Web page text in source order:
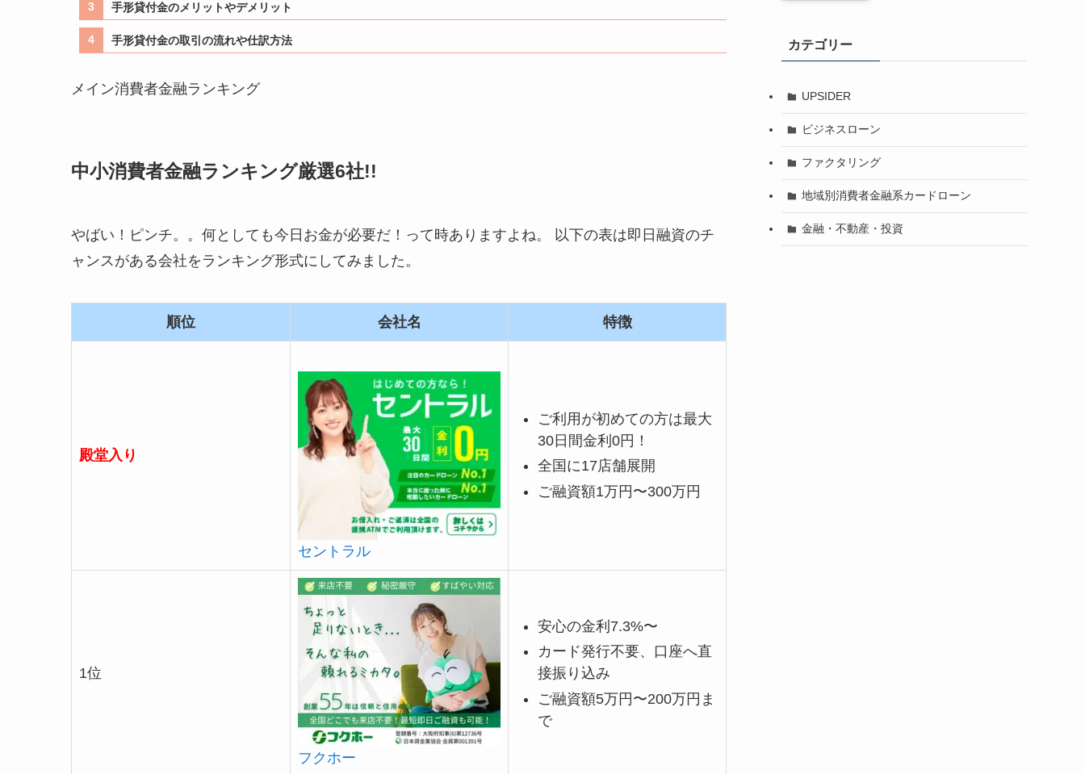
手形貸付金のメリットやデメリット
手形貸付金の取引の流れや仕訳方法
メイン消費者金融ランキング
中小消費者金融ランキング厳選6社!!
やばい！ピンチ。。何としても今日お金が必要だ！って時ありますよね。 以下の表は即日融資のチ
ャンスがある会社をランキング形式にしてみました。
順位 会社名 特徴
殿堂入り
セントラル
ご利用が初めての方は最大
30日間金利0円！
全国に17店舗展開
ご融資額1万円〜300万円
1位
フクホー
安心の金利7.3%〜
カード発行不要、口座へ直
接振り込み
ご融資額5万円〜200万円ま
で
カテゴリー
UPSIDER
ビジネスローン
ファクタリング
地域別消費者金融系カードローン
金融・不動産・投資